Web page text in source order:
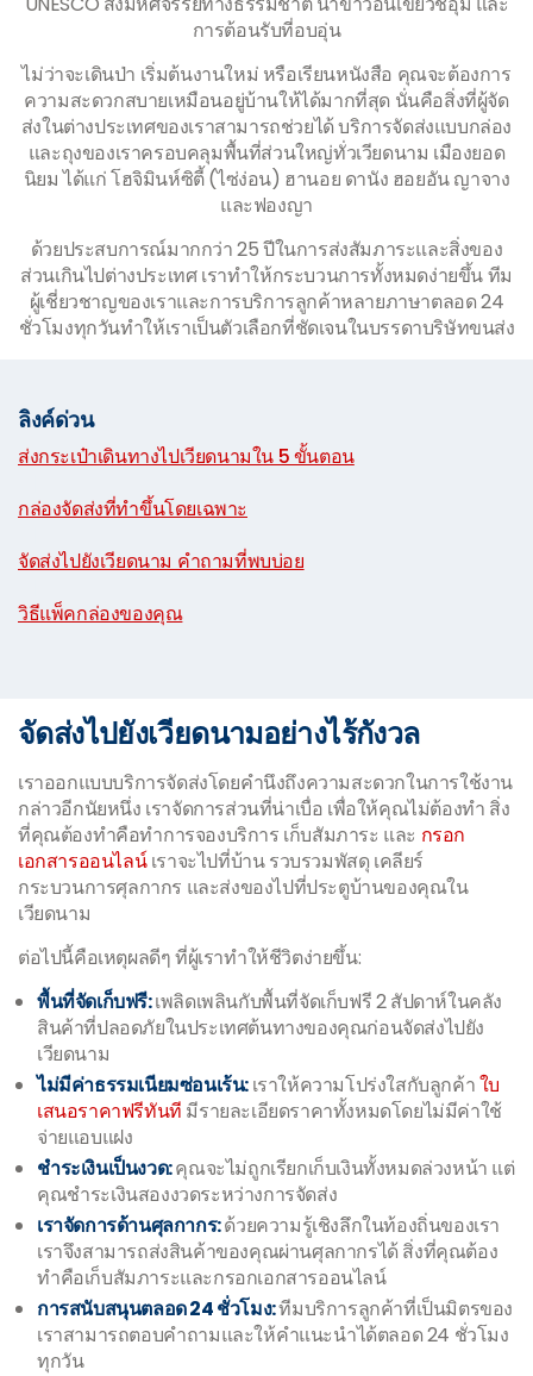
การต้อนรับที่อบอุ่น
ไม่ว่าจะเดินป่า เริ่มต้นงานใหม่ หรือเรียนหนังสือ คุณจะต้องการ
ความสะดวกสบายเหมือนอยู่บ้านให้ได้มากที่สุด นั่นคือสิ่งที่ผู้จัด
ส่งในต่างประเทศของเราสามารถช่วยได้ บริการจัดส่งแบบกล่อง
และถุงของเราครอบคลุมพื้นที่ส่วนใหญ่ทั่วเวียดนาม เมืองยอด
นิยม ได้แก่ โฮจิมินห์ซิตี้ (ไซ่ง่อน) ฮานอย ดานัง ฮอยอัน ญาจาง
และฟองญา
ด้วยประสบการณ์มากกว่า 25 ปีในการส่งสัมภาระและสิ่งของ
ส่วนเกินไปต่างประเทศ เราทำให้กระบวนการทั้งหมดง่ายขึ้น ทีม
ผู้เชี่ยวชาญของเราและการบริการลูกค้าหลายภาษาตลอด 24
ชั่วโมงทุกวันทำให้เราเป็นตัวเลือกที่ชัดเจนในบรรดาบริษัทขนส่ง
ลิงค์ด่วน
ส่งกระเป๋าเดินทางไปเวียดนามใน 5 ขั้นตอน
กล่องจัดส่งที่ทำขึ้นโดยเฉพาะ
จัดส่งไปยังเวียดนาม คำถามที่พบบ่อย
วิธีแพ็คกล่องของคุณ
จัดส่งไปยังเวียดนามอย่างไร้กังวล
เราออกแบบบริการจัดส่งโดยคำนึงถึงความสะดวกในการใช้งาน
กล่าวอีกนัยหนึ่ง เราจัดการส่วนที่น่าเบื่อ เพื่อให้คุณไม่ต้องทำ สิ่ง
ที่คุณต้องทำคือทำการจองบริการ เก็บสัมภาระ และ กรอก
เอกสารออนไลน์เราจะไปที่บ้าน รวบรวมพัสดุ เคลียร์
กระบวนการศุลกากร และส่งของไปที่ประตูบ้านของคุณใน
เวียดนาม
ต่อไปนี้คือเหตุผลดีๆ ที่ผู้เราทำให้ชีวิตง่ายขึ้น:
พื้นที่จัดเก็บฟรี:เพลิดเพลินกับพื้นที่จัดเก็บฟรี 2 สัปดาห์ในคลัง
สินค้าที่ปลอดภัยในประเทศต้นทางของคุณก่อนจัดส่งไปยัง
เวียดนาม
ไม่มีค่าธรรมเนียมซ่อนเร้น:เราให้ความโปร่งใสกับลูกค้าใบ
เสนอราคาฟรีทันที มีรายละเอียดราคาทั้งหมดโดยไม่มีค่าใช้
จ่ายแอบแฝง
ชำระเงินเป็นงวด:คุณจะไม่ถูกเรียกเก็บเงินทั้งหมดล่วงหน้า แต่
คุณชำระเงินสองงวดระหว่างการจัดส่ง
เราจัดการด้านศุลกากร:ด้วยความรู้เชิงลึกในท้องถิ่นของเรา
เราจึงสามารถส่งสินค้าของคุณผ่านศุลกากรได้ สิ่งที่คุณต้อง
ทำคือเก็บสัมภาระและกรอกเอกสารออนไลน์
การสนับสนุนตลอด 24 ชั่วโมง:ทีมบริการลูกค้าที่เป็นมิตรของ
เราสามารถตอบคำถามและให้คำแนะนำได้ตลอด 24 ชั่วโมง
ทุกวัน